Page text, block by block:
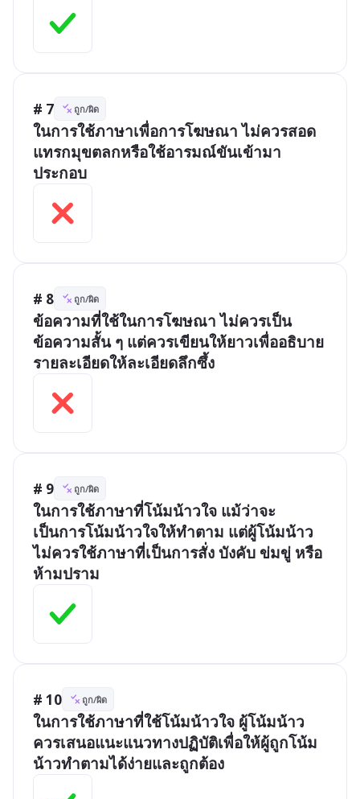
# 7 ถูก/ผิด
ในการใช้ภาษาเพื่อการโฆษณา ไม่ควรสอด
แทรกมุขตลกหรือใช้อารมณ์ขันเข้ามา
ประกอบ
# 8 ถูก/ผิด
ข้อความที่ใช้ในการโฆษณา ไม่ควรเป็น
ข้อความสั้น ๆ แต่ควรเขียนให้ยาวเพื่ออธิบาย
รายละเอียดให้ละเอียดลึกซึ้ง
# 9 ถูก/ผิด
ในการใช้ภาษาที่โน้มน้าวใจ แม้ว่าจะ
เป็นการโน้มน้าวใจให้ทำตาม แต่ผู้โน้มน้าว
ไม่ควรใช้ภาษาที่เป็นการสั่ง บังคับ ข่มขู่ หรือ
ห้ามปราม
# 10 ถูก/ผิด
ในการใช้ภาษาที่ใช้โน้มน้าวใจ ผู้โน้มน้าว
ควรเสนอแนะแนวทางปฏิบัติเพื่อให้ผู้ถูกโน้ม
น้าวทำตามได้ง่ายและถูกต้อง